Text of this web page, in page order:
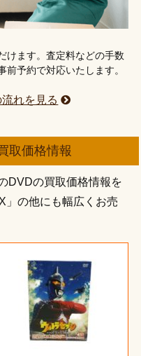
けます。査定料などの手数
予約で対応いたします。
れを見る
取価格情報
DVDの買取価格情報を
の他にも幅広くお売